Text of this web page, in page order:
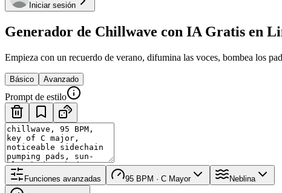
Iniciar sesión
Generador de Chillwave con IA Gratis en
Empieza con un recuerdo de verano, difumina las voces, bombea los
Básico Avanzado
Prompt de estilo
Funciones avanzadas 95 BPM · C Mayor Neblina